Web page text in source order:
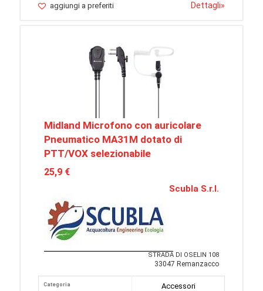
aggiungi a preferiti Dettagli»
Midland Microfono con auricolare
Pneumatico MA31M dotato di
PTT/VOX selezionabile
25,9 €
Scubla S.r.l.
STRADA DI OSELIN 108
33047 Remanzacco
Categoria
Accessori